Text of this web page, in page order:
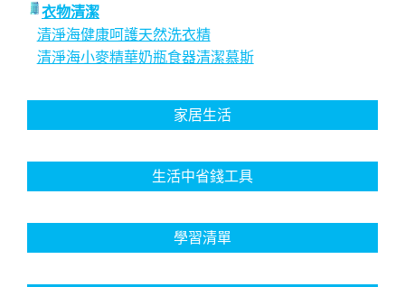
衣物清潔
清淨海健康呵護天然洗衣精
清淨海小麥精華奶瓶食器清潔慕斯
家居生活
生活中省錢工具
學習清單